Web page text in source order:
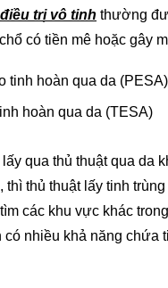
trị vô tinh thường
có tiền mê hoặc gây
tinh hoàn qua da (PESA)
hoàn qua da (TESA)
qua thủ thuật qua da
thì thủ thuật lấy tinh
các khu vực khác
có nhiều khả năng chứa